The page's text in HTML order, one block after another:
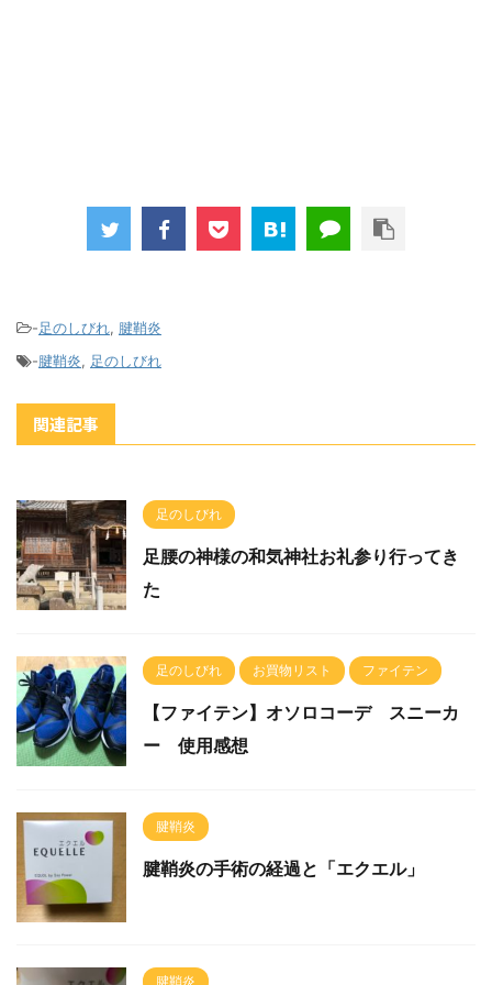
-足のしびれ, 腱鞘炎
-腱鞘炎, 足のしびれ
関連記事
足のしびれ
足腰の神様の和気神社お礼参り行ってき
た
足のしびれ お買物リスト ファイテン
【ファイテン】オソロコーデ スニーカ
ー 使用感想
腱鞘炎
腱鞘炎の手術の経過と「エクエル」
腱鞘炎